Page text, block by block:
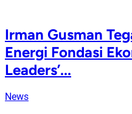
Irman Gusman
Energi Fondasi
Leaders’...
News